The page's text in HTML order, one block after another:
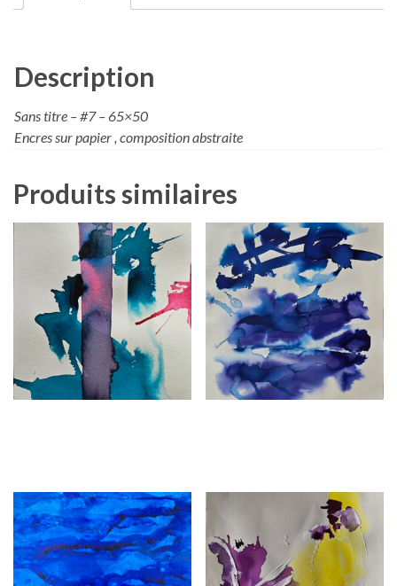
Description
Sans titre – #7 – 65×50
Encres sur papier , composition abstraite
Produits similaires